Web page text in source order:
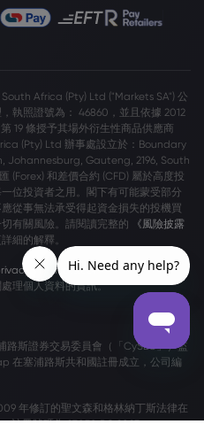
Africa (Pty) Ltd ("Markets SA") 公
執照證號為： 46860，並且依據 2012
19 條授予其場外衍生性商品供應商
(Pty) Ltd 辦事處設立於：Boundary
Johannesburg, Gauteng, 2196, South
(Forex) 和差價合約 (CFD) 屬於高度投
位投資者之用。閣下有可能蒙受部分
從事無法承受得起資金損失的投機買
有關風險。請閱讀完整的
《風險披露
細的解釋。
與我們聯絡。請閱
處理個人資料的資訊。
斯證券交易委員會（「CySEC」）監
在塞浦路斯共和國註冊成立，公司編
年修訂的聖文森和格林納丁斯法律在
註冊號碼為 27030 BC 2023。